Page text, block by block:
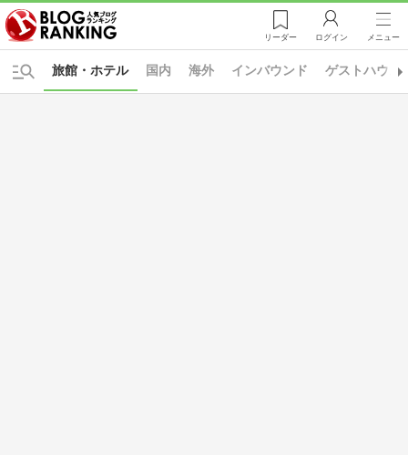
リーダー ログイン メニュー
国内 海外 インバウンド ゲストハウス
旅館・ホテル